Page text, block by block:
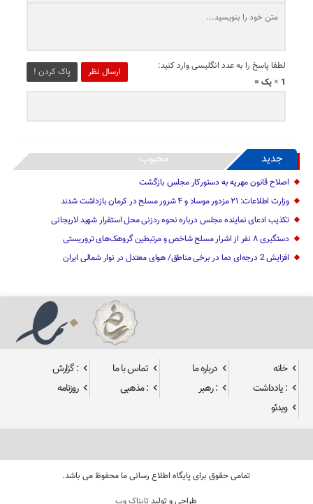
ارسال نظر پاک کردن !
لطفا پاسخ را به عدد انگلیسی وارد کنید:
1 × یک =
جدید محبوب
اصلاح قانون مهریه به دستورکار مجلس بازگشت
وزارت اطلاعات: ۲۱ مزدور موساد و ۴ شرور مسلح در کرمان بازداشت شدند
تکذیب ادعای نماینده مجلس درباره نحوه ردزنی محل استقرار شهید لاریجانی
دستگیری ۸ نفر از اشرار مسلح شاخص و مرتبطین گروهک‌های تروریستی
افزایش 2 درجه‌ای دما در برخی مناطق/ هوای معتدل در نوار شمالی ایران
خانه درباره ما تماس با ما
: گزارش
: یادداشت
: رهبر : مذهبی
روزنامه
ویدئو
تمامی حقوق برای پایگاه اطلاع رسانی ما محفوظ می باشد.
طراحی و تولیدتابناک وب